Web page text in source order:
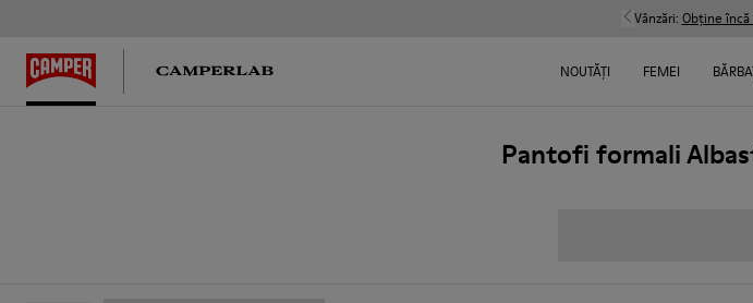
Vânzări: Obține încă
NOUTĂȚI FEMEI
Pantofi formali